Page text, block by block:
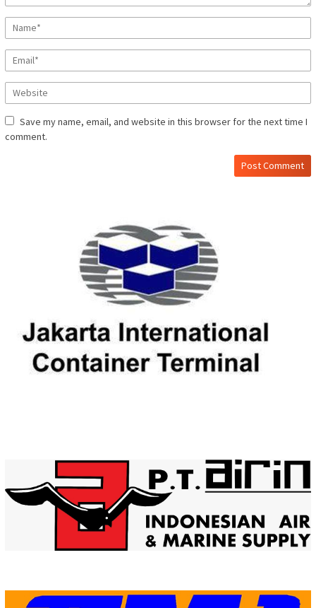
Save my name, email, and website in this browser for the next time I
comment.